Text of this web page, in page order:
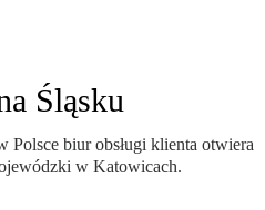
Śląsku
Polsce biur obsługi klienta otwiera
w Katowicach.